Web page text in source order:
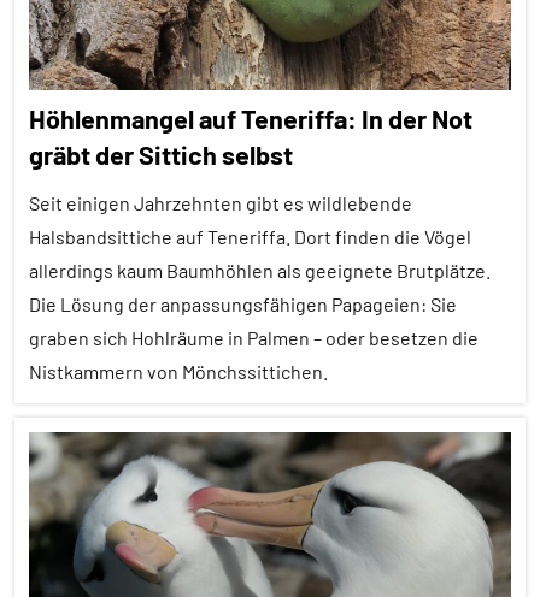
Wirbeltiere
Alle
Tiergruppen
Ausgewählte
Artikel
Brutpflege
Empfohlene
Artikel
Fische
In
Kürze
Nestbau
Soziale
Organisation
Wirbeltiere
Höhlenmangel auf Teneriffa: In der Not
gräbt der Sittich selbst
Seit einigen Jahrzehnten gibt es wildlebende
Halsbandsittiche auf Teneriffa. Dort finden die Vögel
allerdings kaum Baumhöhlen als geeignete Brutplätze.
Die Lösung der anpassungsfähigen Papageien: Sie
graben sich Hohlräume in Palmen – oder besetzen die
Nistkammern von Mönchssittichen.
Alle
Artikel
Alle
Themen
Alle